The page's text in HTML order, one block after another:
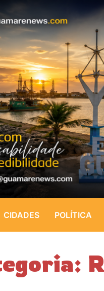
CIDADES POLÍTICA